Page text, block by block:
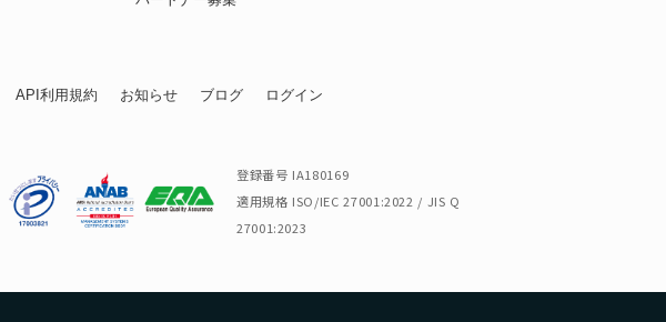
API利用規約 お知らせ ブログ ログイン
登録番号 IA180169
適用規格 ISO/IEC 27001:2022 / JIS Q
27001:2023